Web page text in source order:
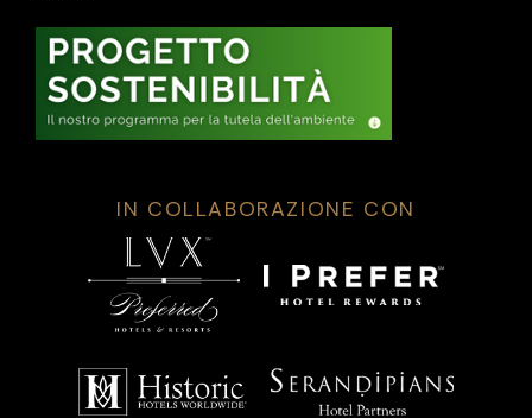
IN COLLABORAZIONE CON